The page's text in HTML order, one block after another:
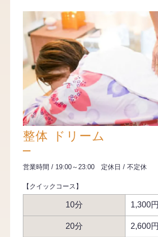
整体 ドリーム
営業時間 / 19:00～23:00 定休日 / 不定休
【クイックコース】
10分 1,300円
20分 2,600円